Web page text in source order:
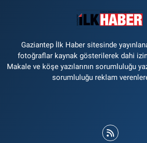
Gaziantep İlk Haber sitesinde
fotoğraflar kaynak gösterilerek dahi
Makale ve köşe yazılarının sorumluluğu
sorumluluğu reklam